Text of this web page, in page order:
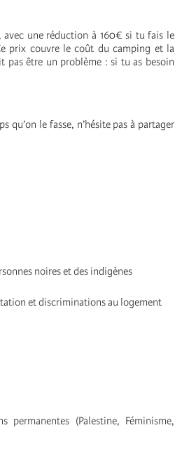
avec une réduction à 160€ si tu fais le
prix couvre le coût du camping et la
pas être un problème : si tu as besoin
qu’on le fasse, n’hésite pas à partager
noires et des indigènes
et discriminations au logement
permanentes (Palestine, Féminisme,